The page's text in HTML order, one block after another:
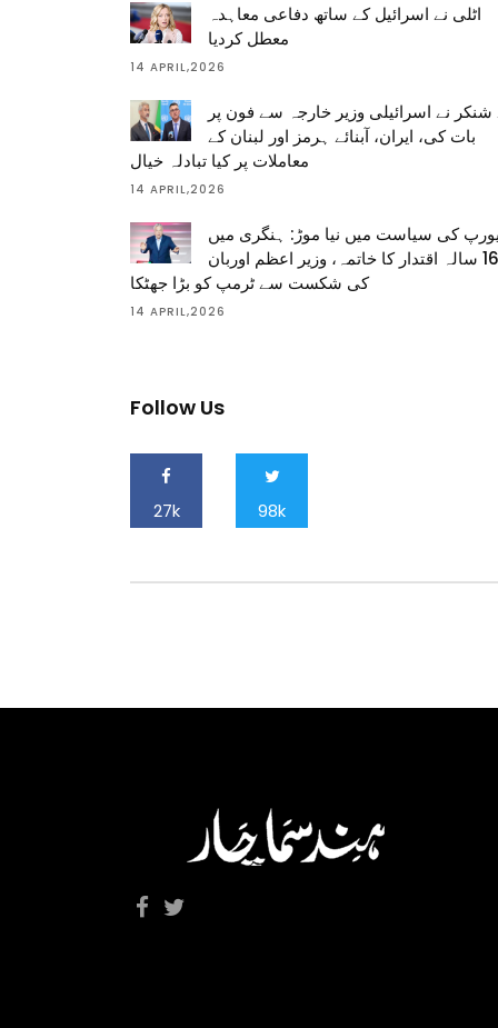
اٹلی نے اسرائیل کے ساتھ دفاعی معاہدہ
معطل کردیا
14 APRIL,2026
نے اسرائیلی وزیر خارجہ سے فون پر
بات کی، ایران، آبنائے ہرمز اور لبنان کے
معاملات پر کیا تبادلہ خیال
14 APRIL,2026
کی سیاست میں نیا موڑ: ہنگری میں
16 سالہ اقتدار کا خاتمہ، وزیر اعظم اوربان
کی شکست سے ٹرمپ کو بڑا جھٹکا
14 APRIL,2026
Follow Us
27k 98k